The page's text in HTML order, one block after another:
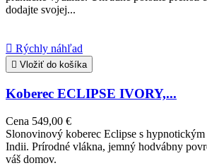
dodajte svojej...
 Rýchly náhľad
 Vložiť do košíka
Koberec ECLIPSE IVORY,...
Cena 549,00 €
Slonovinový koberec Eclipse s
Indii. Prírodné vlákna, jemný hodvábny
váš domov.